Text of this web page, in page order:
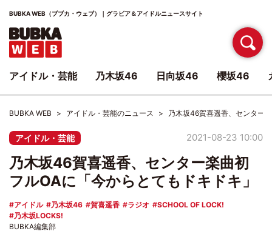
BUBKA WEB（ブブカ・ウェブ）｜グラビア＆アイドルニュースサイト
BUBKA WEB アイドル・芸能のニュース 乃木坂46賀喜遥香、センター
アイドル・芸能 2021-08-23 10:00
乃木坂46賀喜遥香、センター楽曲初
フルOAに「今からとてもドキドキ」
アイドル 乃木坂46 賀喜遥香 ラジオ
SCHOOL OF LOCK!
乃木坂LOCKS!
BUBKA編集部
アイドル・芸能 乃木坂46 日向坂46 櫻坂46